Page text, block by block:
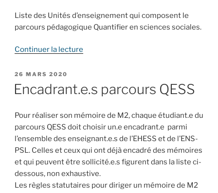
en
emploi »
Liste des Unités d’enseignement qui composent le
parcours pédagogique Quantifier en sciences sociales.
Continuer la lecture
parcours
PUBLIÉ
LE
26 MARS 2020
Encadrant.e.s parcours QESS
Pour réaliser son mémoire de M2, chaque étudiant.e du
parcours QESS doit choisir un.e encadrant.e parmi
l’ensemble des enseignant.e.s de l’EHESS et de l’ENS-
PSL. Celles et ceux qui ont déjà encadré des mémoires
et qui peuvent être sollicité.e.s figurent dans la liste ci-
dessous, non exhaustive.
Les règles statutaires pour diriger un mémoire de M2